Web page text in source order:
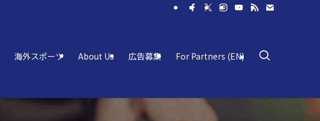
海外スポーツ About Us 広告募集 For Partners (EN)